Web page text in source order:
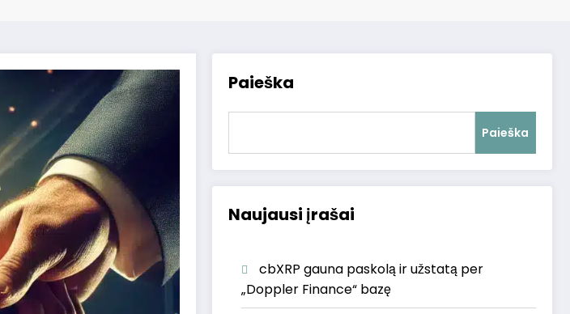
Paieška
Paieška
Naujausi įrašai
cbXRP gauna paskolą ir užstatą per
„Doppler Finance“ bazę